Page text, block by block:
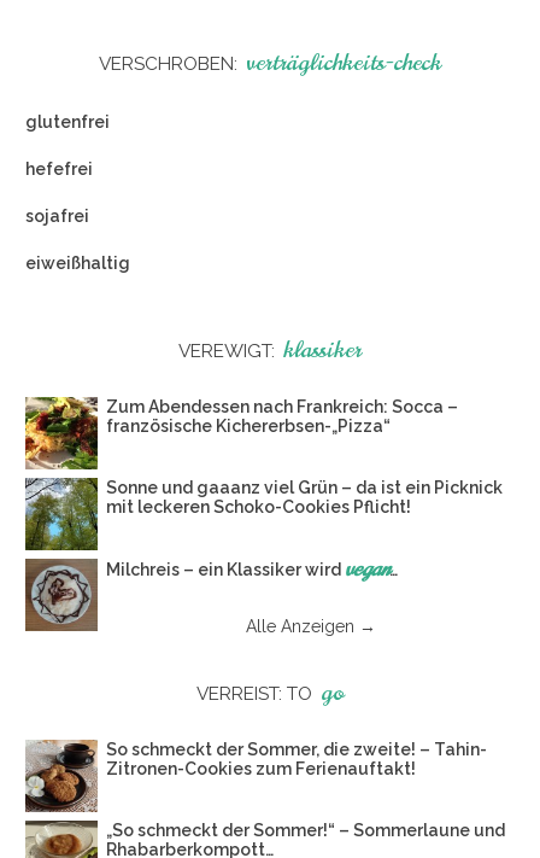
VERSCHROBEN: verträglichkeits-check
glutenfrei
hefefrei
sojafrei
eiweißhaltig
VEREWIGT: klassiker
Zum Abendessen nach Frankreich: Socca –
französische Kichererbsen-„Pizza“
Sonne und gaaanz viel Grün – da ist ein Picknick
mit leckeren Schoko-Cookies Pflicht!
Milchreis – ein Klassiker wird vegan…
Alle Anzeigen →
VERREIST: TO go
So schmeckt der Sommer, die zweite! – Tahin-
Zitronen-Cookies zum Ferienauftakt!
„So schmeckt der Sommer!“ – Sommerlaune und
Rhabarberkompott…